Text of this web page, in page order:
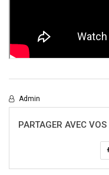
Admin
PARTAGER AVEC